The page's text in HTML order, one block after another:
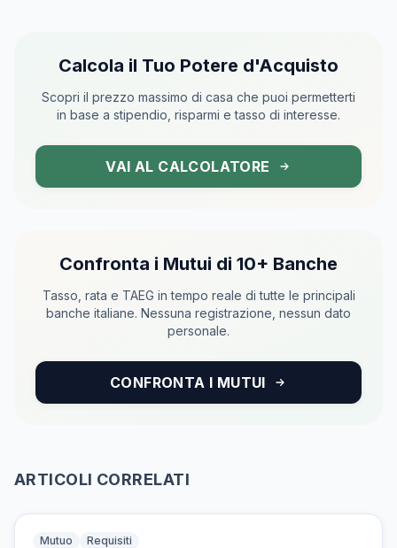
Calcola il Tuo Potere d'Acquisto
Scopri il prezzo massimo di casa che puoi permetterti
in base a stipendio, risparmi e tasso di interesse.
VAI AL CALCOLATORE
Confronta i Mutui di 10+ Banche
Tasso, rata e TAEG in tempo reale di tutte le principali
banche italiane. Nessuna registrazione, nessun dato
personale.
CONFRONTA I MUTUI
ARTICOLI CORRELATI
Mutuo Requisiti